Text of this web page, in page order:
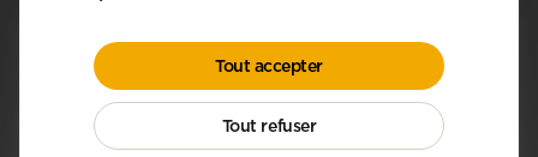
En savoir plus sur APEF
Entreprise à mission
Nos agences
Apef recrute !
Entreprendre avec APEF
Nous contacter
Aides financières
Blog
Partenaires
Parrainage
Tout accepter
Tout refuser